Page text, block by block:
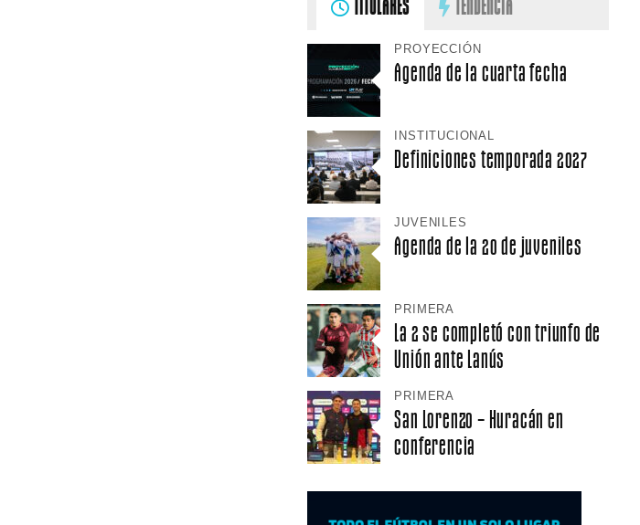
TITULARES TENDENCIA
PROYECCIÓN
Agenda de la cuarta fecha
INSTITUCIONAL
Definiciones temporada 2027
JUVENILES
Agenda de la 20 de juveniles
PRIMERA
La 2 se completó con triunfo de
Unión ante Lanús
PRIMERA
San Lorenzo – Huracán en
conferencia